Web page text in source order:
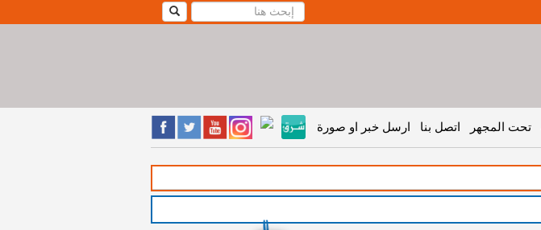
تحت المجهر اتصل بنا ارسل خبر او صورة